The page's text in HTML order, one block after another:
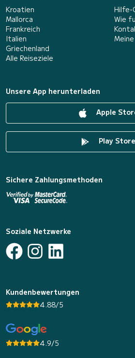
Kroatien
Mallorca
Frankreich
Italien
Griechenland
Alle Reiseziele
Hilfe-
Wie
Unsere App herunterladen
Apple
Play Store
Sichere Zahlungsmethoden
Soziale Netzwerke
Kundenbewertungen
4.88/5
4.9/5